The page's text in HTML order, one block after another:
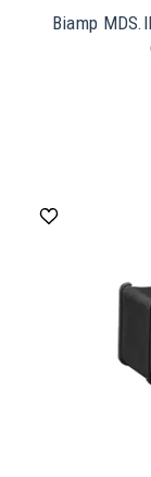
Biamp